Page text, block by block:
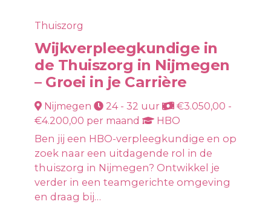
Thuiszorg
Wijkverpleegkundige in
de Thuiszorg in Nijmegen
– Groei in je Carrière
Nijmegen 24 - 32 uur
€3.050,00 -
€4.200,00 per maand
HBO
Ben jij een HBO-verpleegkundige en op
zoek naar een uitdagende rol in de
thuiszorg in Nijmegen? Ontwikkel je
verder in een teamgerichte omgeving
en draag bij…